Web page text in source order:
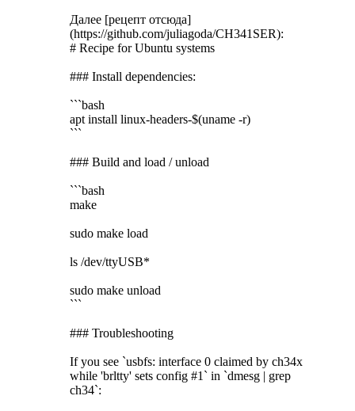
Далее [рецепт отсюда]
(https://github.com/juliagoda/CH341SER):
# Recipe for Ubuntu systems
### Install dependencies:
```bash
apt install linux-headers-$(uname -r)
```
### Build and load / unload
```bash
make
sudo make load
ls /dev/ttyUSB*
sudo make unload
```
### Troubleshooting
If you see `usbfs: interface 0 claimed by ch34x
while 'brltty' sets config #1` in `dmesg | grep
ch34`: